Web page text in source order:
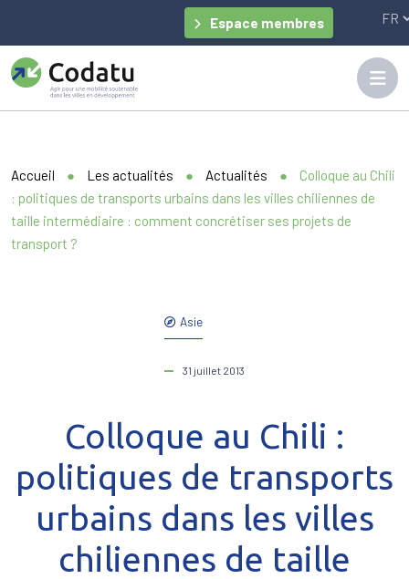
Espace membres
Accueil ● Les actualités ● Actualités ●
Colloque au Chili
: politiques de transports urbains dans les villes chiliennes de
taille intermédiaire : comment concrétiser ses projets de
transport ?
Asie
31 juillet 2013
Colloque au Chili :
politiques de transports
urbains dans les villes
chiliennes de taille
Panneau de gestion des cookies